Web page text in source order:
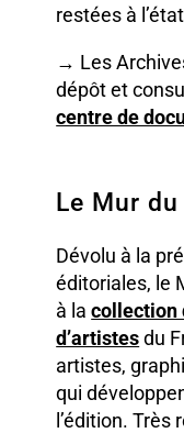
restées à
→ Les
dépôt et
centre de
Le Mur du
Dévolu à la
éditoriales, le
à lacollection
d’artistesdu
artistes,
qui
l’édition. Très